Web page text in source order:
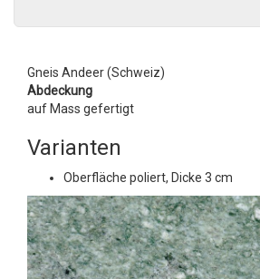
Gneis Andeer (Schweiz)
Abdeckung
auf Mass gefertigt
Varianten
Oberfläche poliert, Dicke 3 cm